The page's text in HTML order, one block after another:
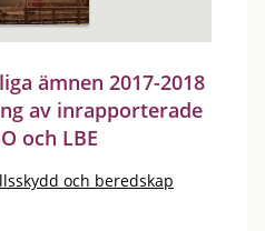
ämnen 2017-2018
av inrapporterade
och LBE
och beredskap